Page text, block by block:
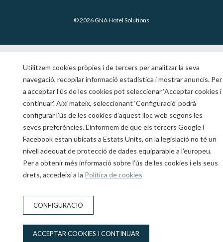
© 2026 GNA Hotel Solutions
Utilitzem cookies pròpies i de tercers per analitzar la seva
navegació, recopilar informació estadística i mostrar anuncis. Per
a acceptar l’ús de les cookies pot seleccionar ‘Acceptar cookies i
continuar’. Així mateix, seleccionant ‘Configuració’ podrà
configurar l’ús de les cookies d’aquest lloc web segons les
seves preferències. L’informem de que els tercers Google i
Facebook estan ubicats a Estats Units, on la legislació no té un
nivell adequat de protecció de dades equiparable a l’europeu.
Per a obtenir més informació sobre l’ús de les cookies i els seus
drets, accedeixi a la Política de cookies
CONFIGURACIÓ
ACCEPTAR COOKIES I CONTINUAR